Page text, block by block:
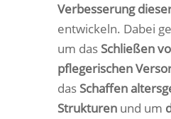
Verbesserung
entwickeln. Dabei
um das Schließen
pflegerischen
dasSchaffen
Strukturenund um